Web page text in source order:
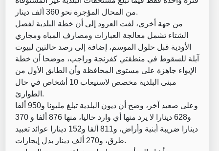
من المحال المؤجرة نحو 360 ألف دينار.
من جهة أخرى، لفت العرود إلى أن خطة البلدية لفصل
الشتاء تشمل معالجة العبارات ومصارف المياه ومجاري
الأودية قبل حلول الموسم، إضافة إلى رصد حالتين لبيوت
آيلة للسقوط في منطقتي كفرنجة وراجب، موضحا أن خطة
الإيواء جاهزة على مستوى المحافظة وأن الطابق الأول من
مبنى البلدية مخصص لاستيعاب 10 أشخاص في حال
الطوارئ.
وعلى صعيد آخر، وضح أن ديون البلدية تبلغ مليونا و950 ألفا
و628 دينارا لا يرد منها أي وارد حاليا، منها 876 ألفا و 370
دينارا ضريبة أبنية وأراض، و811 ألفا و152 دينارا عوائد تعبيد
طرق، و270 ألف دينار بدل إيجارات.